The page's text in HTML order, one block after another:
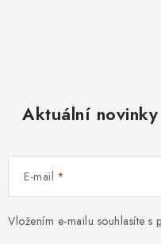
Aktuální
E-mail
Vložením e-mailu souhlasíte s